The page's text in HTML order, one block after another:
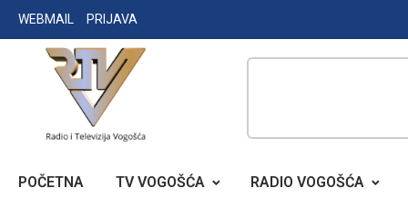
Skip
to
WEBMAIL PRIJAVA
RADIO TELEVIZIJA VOGOŠĆA
POČETNA TV VOGOŠĆA RADIO VOGOŠĆA